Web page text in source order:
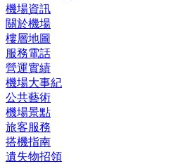
機場資訊
關於機場
樓層地圖
服務電話
營運實績
機場大事紀
公共藝術
機場景點
旅客服務
搭機指南
遺失物招領